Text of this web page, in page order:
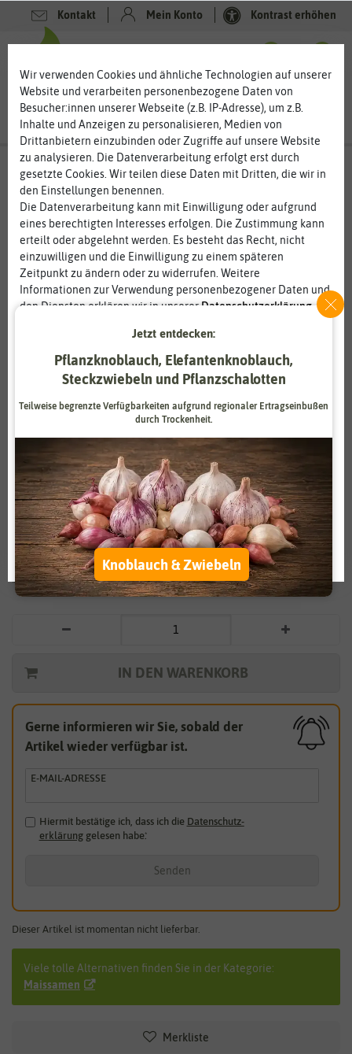
Kontakt Mein Konto Kontrast erhöhen
Vergrößern durch berühren
BIO Zuckermais Golden Bantam
2,99 €
*
* inkl. 7% MwSt. zzgl.Versandkosten
IN DEN WARENKORB
Gerne informieren wir Sie, sobald der
Artikel wieder verfügbar ist.
E-MAIL-ADRESSE
Hiermit bestätige ich, dass ich die Daten­schutz­
erklärunggelesen habe.*
Senden
Dieser Artikel ist momentan nicht lieferbar.
Viele tolle Alternativen finden Sie in der Kategorie:
Maissamen
Merkliste
Wir verwenden Cookies und ähnliche Technologien auf unserer
Website und verarbeiten personenbezogene Daten von
Besucher:innen unserer Webseite (z.B. IP-Adresse), um z.B.
Inhalte und Anzeigen zu personalisieren, Medien von
Drittanbietern einzubinden oder Zugriffe auf unsere Website
zu analysieren. Die Datenverarbeitung erfolgt erst durch
gesetzte Cookies. Wir teilen diese Daten mit Dritten, die wir in
den Einstellungen benennen.
Die Datenverarbeitung kann mit Einwilligung oder aufgrund
eines berechtigten Interesses erfolgen. Die Zustimmung kann
erteilt oder abgelehnt werden. Es besteht das Recht, nicht
einzuwilligen und die Einwilligung zu einem späteren
Zeitpunkt zu ändern oder zu widerrufen. Weitere
Informationen zur Verwendung personenbezogener Daten und
den Diensten erklären wir in unsererDaten­schutz­erklärung.
Zahlungsdienstleister Marketing
Externe Medien Funktional
Weitere Einstellungen
Alle akzeptieren
Alle ablehnen
Auswahl akzeptieren
Jetzt entdecken:
Pflanzknoblauch, Elefantenknoblauch,
Steckzwiebeln und Pflanzschalotten
Teilweise begrenzte Verfügbarkeiten aufgrund regionaler Ertragseinbußen
durch Trockenheit.
Knoblauch & Zwiebeln